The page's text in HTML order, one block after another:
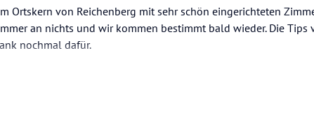
Ortskern von Reichenberg mit sehr schön eingerichteten
an nichts und wir kommen bestimmt bald wieder. Die Tips
nochmal dafür.